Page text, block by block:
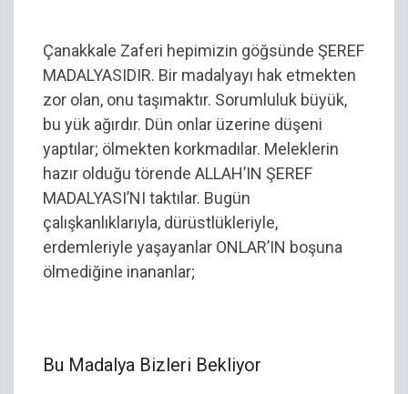
Çanakkale Zaferi hepimizin göğsünde ŞEREF
MADALYASIDIR. Bir madalyayı hak etmekten
zor olan, onu taşımaktır. Sorumluluk büyük,
bu yük ağırdır. Dün onlar üzerine düşeni
yaptılar; ölmekten korkmadılar. Meleklerin
hazır olduğu törende ALLAH’IN ŞEREF
MADALYASI’NI taktılar. Bugün
çalışkanlıklarıyla, dürüstlükleriyle,
erdemleriyle yaşayanlar ONLAR’IN boşuna
ölmediğine inananlar;
Bu Madalya Bizleri Bekliyor